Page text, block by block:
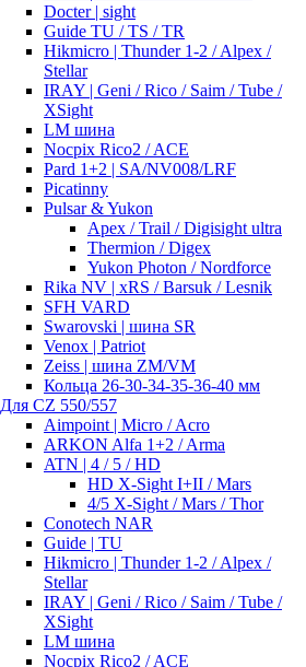
Docter | sight
Guide TU / TS / TR
Hikmicro | Thunder 1-2 / Alpex /
Stellar
IRAY | Geni / Rico / Saim / Tube /
XSight
LM шина
Nocpix Rico2 / ACE
Pard 1+2 | SA/NV008/LRF
Picatinny
Pulsar & Yukon
Apex / Trail / Digisight ultra
Thermion / Digex
Yukon Photon / Nordforce
Rika NV | xRS / Barsuk / Lesnik
SFH VARD
Swarovski | шина SR
Venox | Patriot
Zeiss | шина ZM/VM
Кольца 26-30-34-35-36-40 мм
Для CZ 550/557
Aimpoint | Micro / Acro
ARKON Alfa 1+2 / Arma
ATN | 4 / 5 / HD
HD X-Sight I+II / Mars
4/5 X-Sight / Mars / Thor
Conotech NAR
Guide | TU
Hikmicro | Thunder 1-2 / Alpex /
Stellar
IRAY | Geni / Rico / Saim / Tube /
XSight
LM шина
Nocpix Rico2 / ACE